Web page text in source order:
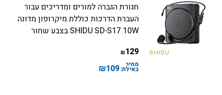
חגורת הגברה למורים ומדריכים עבור
העברת הדרכות כוללת מיקרופון מדונה
SHIDU SD-S17 10W בצבע שחור
129
₪
מחיר
באילת:109
₪